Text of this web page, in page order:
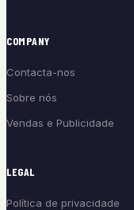
COMPANY
Contacta-nos
Sobre nós
Vendas e Publicidade
LEGAL
Política de privacidade